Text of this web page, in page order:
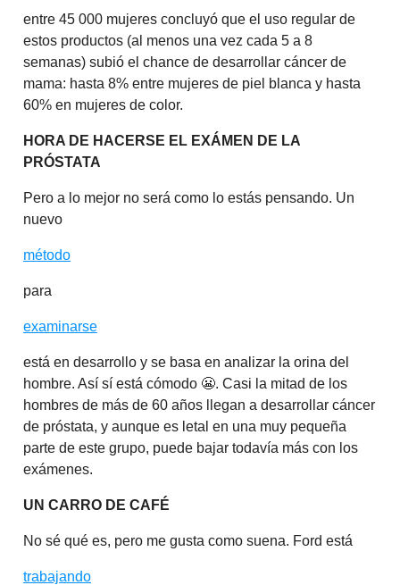
entre 45 000 mujeres concluyó que el uso regular de
estos productos (al menos una vez cada 5 a 8
semanas) subió el chance de desarrollar cáncer de
mama: hasta 8% entre mujeres de piel blanca y hasta
60% en mujeres de color.
HORA DE HACERSE EL EXÁMEN DE LA
PRÓSTATA
Pero a lo mejor no será como lo estás pensando. Un
nuevo
método
para
examinarse
está en desarrollo y se basa en analizar la orina del
hombre. Así sí está cómodo 😬. Casi la mitad de los
hombres de más de 60 años llegan a desarrollar cáncer
de próstata, y aunque es letal en una muy pequeña
parte de este grupo, puede bajar todavía más con los
exámenes.
UN CARRO DE CAFÉ
No sé qué es, pero me gusta como suena. Ford está
trabajando